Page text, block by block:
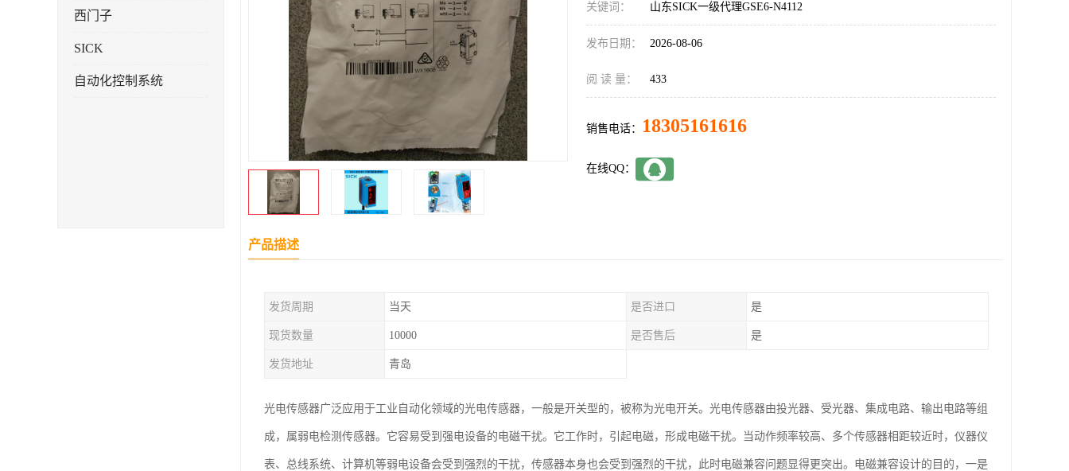
西门子
SICK
自动化控制系统
关键词： 山东SICK一级代理GSE6-N4112
发布日期： 2026-08-06
阅 读 量： 433
销售电话： 18305161616
在线QQ：
产品描述
发货周期 当天 是否进口 是
现货数量 10000 是否售后 是
发货地址 青岛
光电传感器广泛应用于工业自动化领域的光电传感器，一般是开关型的，被称为光电开关。光电传感器由投光器、受光器、集成电路、输出电路等组
成，属弱电检测传感器。它容易受到强电设备的电磁干扰。它工作时，引起电磁，形成电磁干扰。当动作频率较高、多个传感器相距较近时，仪器仪
表、总线系统、计算机等弱电设备会受到强烈的干扰，传感器本身也会受到强烈的干扰，此时电磁兼容问题显得更突出。电磁兼容设计的目的，一是